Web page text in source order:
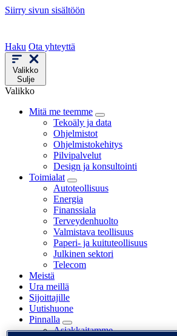
Siirry sivun sisältöön
Haku Ota yhteyttä
Valikko
Sulje
Valikko
Mitä me teemme
Tekoäly ja data
Ohjelmistot
Ohjelmistokehitys
Pilvipalvelut
Design ja konsultointi
Toimialat
Autoteollisuus
Energia
Finanssiala
Terveydenhuolto
Valmistava teollisuus
Paperi- ja kuituteollisuus
Julkinen sektori
Telecom
Meistä
Ura meillä
Sijoittajille
Uutishuone
Pinnalla
Asiakkaitamme